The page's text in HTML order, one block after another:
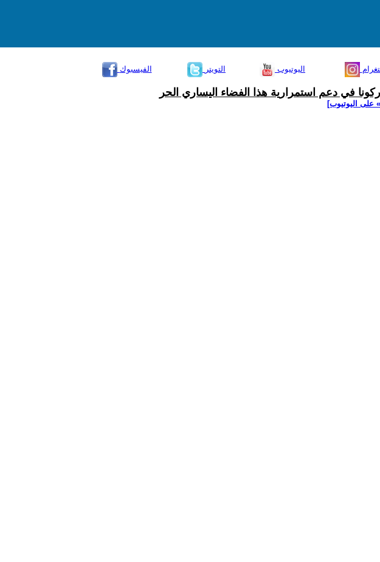
الفيسبوك
التويتر اليوتيوب
في دعم استمرارية هذا الفضاء اليساري الحر
على اليوتيوب]